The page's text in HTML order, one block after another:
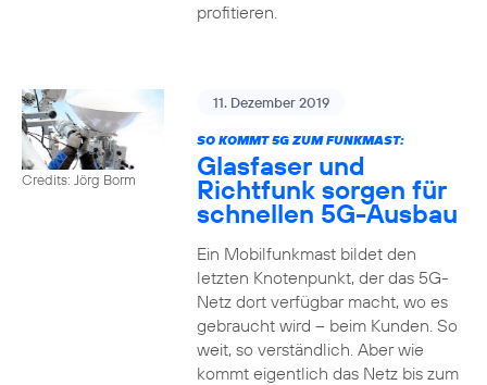
profitieren.
Credits: Jörg Borm
11. Dezember 2019
SO KOMMT 5G ZUM FUNKMAST:
Glasfaser und
Richtfunk sorgen für
schnellen 5G-Ausbau
Ein Mobilfunkmast bildet den
letzten Knotenpunkt, der das 5G-
Netz dort verfügbar macht, wo es
gebraucht wird – beim Kunden. So
weit, so verständlich. Aber wie
kommt eigentlich das Netz bis zum